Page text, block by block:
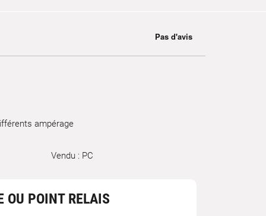
ampérage
Vendu : PC
OU POINT RELAIS